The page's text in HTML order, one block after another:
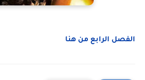
الفصل الرابع من هنا